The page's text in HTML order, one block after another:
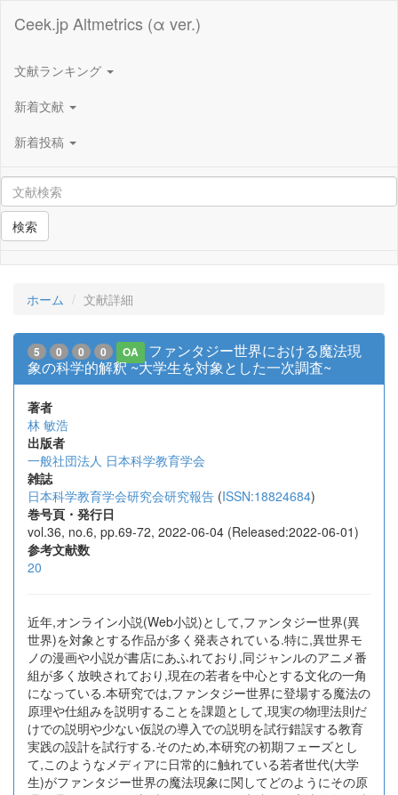
Ceek.jp Altmetrics (α ver.)
文献ランキング
新着文献
新着投稿
検索
ホーム 文献詳細
5 0 0 0 OA
ファンタジー世界における魔法現
象の科学的解釈 ~大学生を対象とした一次調査~
著者
林 敏浩
出版者
一般社団法人 日本科学教育学会
雑誌
日本科学教育学会研究会研究報告 (ISSN:18824684)
巻号頁・発行日
vol.36, no.6, pp.69-72, 2022-06-04 (Released:2022-06-01)
参考文献数
20
近年,オンライン小説(Web小説)として,ファンタジー世界(異
世界)を対象とする作品が多く発表されている.特に,異世界モ
ノの漫画や小説が書店にあふれており,同ジャンルのアニメ番
組が多く放映されており,現在の若者を中心とする文化の一角
になっている.本研究では,ファンタジー世界に登場する魔法の
原理や仕組みを説明することを課題として,現実の物理法則だ
けでの説明や少ない仮説の導入での説明を試行錯誤する教育
実践の設計を試行する.そのため,本研究の初期フェーズとし
て,このようなメディアに日常的に触れている若者世代(大学
生)がファンタジー世界の魔法現象に関してどのようにその原